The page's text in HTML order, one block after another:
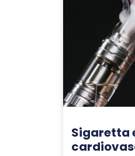
Sigaretta